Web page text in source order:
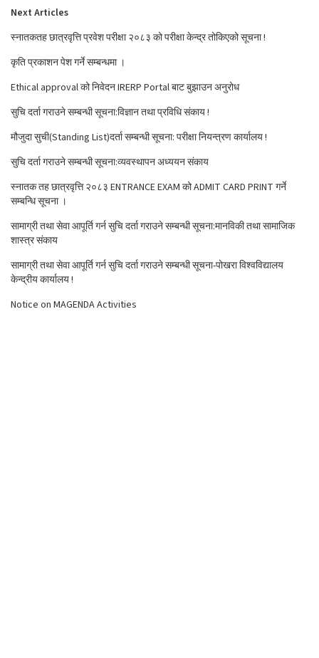
Next Articles
स्नातकतह छात्रवृत्ति प्रवेश परीक्षा २०८३ को परीक्षा केन्द्र तोकिएको सूचना !
कृति प्रकाशन पेश गर्ने सम्बन्धमा ।
Ethical approval को निवेदन IRERP Portal बाट बुझाउन अनुरोध
सुचि दर्ता गराउने सम्बन्धी सूचना:विज्ञान तथा प्रविधि संकाय !
मौजुदा सुची(Standing List)दर्ता सम्बन्धी सूचना: परीक्षा नियन्त्रण कार्यालय !
सुचि दर्ता गराउने सम्बन्धी सूचना:व्यवस्थापन अध्ययन संकाय
स्नातक तह छात्रवृत्ति २०८३ ENTRANCE EXAM को ADMIT CARD PRINT गर्ने
सम्बन्धि सूचना ।
सामाग्री तथा सेवा आपूर्ति गर्न सुचि दर्ता गराउने सम्बन्धी सूचना:मानविकी तथा सामाजिक
शास्त्र संकाय
सामाग्री तथा सेवा आपूर्ति गर्न सुचि दर्ता गराउने सम्बन्धी सूचना-पोखरा विश्वविद्यालय
केन्द्रीय कार्यालय !
Notice on MAGENDA Activities